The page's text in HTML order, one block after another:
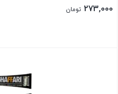
273,000 تومان